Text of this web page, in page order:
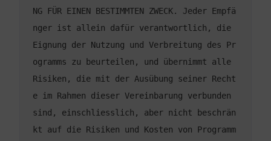
NG FÜR EINEN BESTIMMTEN ZWECK. Jeder Empfä
nger ist allein dafür verantwortlich, die
Eignung der Nutzung und Verbreitung des Pr
ogramms zu beurteilen, und übernimmt alle
Risiken, die mit der Ausübung seiner Recht
e im Rahmen dieser Vereinbarung verbunden
sind, einschliesslich, aber nicht beschrän
kt auf die Risiken und Kosten von Programm